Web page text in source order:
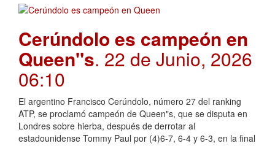
Cerúndolo es campeón en
Queen"s. 22 de Junio, 2026
06:10
El argentino Francisco Cerúndolo, número 27 del ranking
ATP, se proclamó campeón de Queen"s, que se disputa en
Londres sobre hierba, después de derrotar al
estadounidense Tommy Paul por (4)6-7, 6-4 y 6-3, en la final